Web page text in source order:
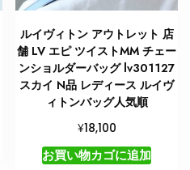
ルイヴィトン アウトレット 店
舗 LV エピ ツイストMM チェー
ンショルダーバッグ lv301127
スカイ N品 レディース ルイヴ
ィトンバッグ人気順
¥18,100
お買い物カゴに追加